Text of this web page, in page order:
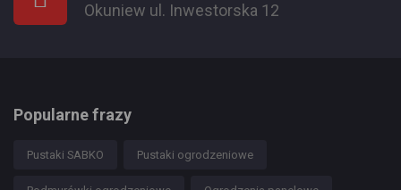
Okuniew ul. Inwestorska 12
Popularne frazy
Pustaki SABKO Pustaki ogrodzeniowe